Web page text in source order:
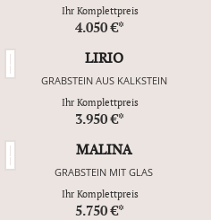
Ihr Komplettpreis
4.050 €*
LIRIO
GRABSTEIN AUS KALKSTEIN
Ihr Komplettpreis
3.950 €*
MALINA
GRABSTEIN MIT GLAS
Ihr Komplettpreis
5.750 €*